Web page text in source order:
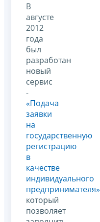
В
августе
2012
года
был
разработан
новый
сервис
-
«Подача
заявки
на
государственную
регистрацию
в
качестве
индивидуального
предпринимателя»
который
позволяет